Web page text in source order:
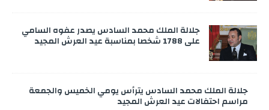
جلالة الملك محمد السادس يصدر عفوه السامي
على 1788 شخصا بمناسبة عيد العرش المجيد
جلالة الملك محمد السادس يترأس يومي الخميس والجمعة
مراسم احتفالات عيد العرش المجيد